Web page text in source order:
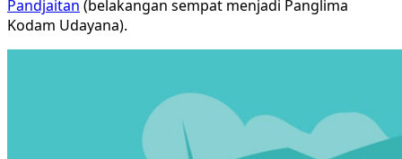
Pandjaitan (belakangan sempat menjadi Panglima
Kodam Udayana).